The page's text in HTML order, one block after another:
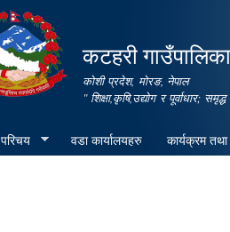
कटहरी
कोशी प्रदेश, मोरङ, नेपाल
" शिक्षा,कृषि,उद्योग र पूर्वाधार;
परिचय वडा कार्यालयहरु कार्यक्रम तथा